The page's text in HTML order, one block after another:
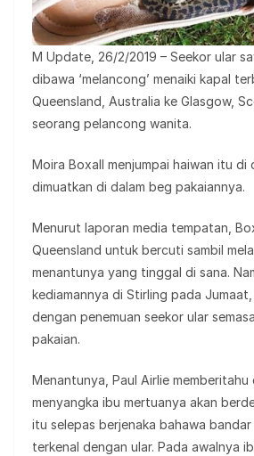
M Update, 26/2/2019 – Seekor ular
dibawa ‘melancong’ menaiki kapal
Queensland, Australia ke Glasgow,
seorang pelancong wanita.
Moira Boxall menjumpai haiwan itu di
dimuatkan di dalam beg pakaiannya.
Menurut laporan media tempatan,
Queensland untuk bercuti sambil
menantunya yang tinggal di sana.
kediamannya di Stirling pada
dengan penemuan seekor ular
pakaian.
Menantunya, Paul Airlie
menyangka ibu mertuanya akan
itu selepas berjenaka bahawa
terkenal dengan ular. Pada awalnya